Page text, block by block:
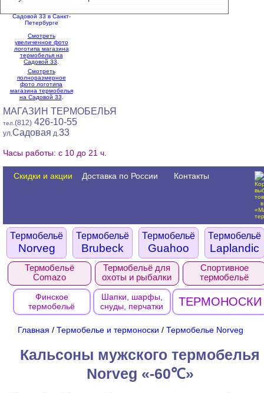
Смотреть
увеличенное фото
логотипа магазина
термобелья на
Садовой 33
Смотреть
полноразмерное
фото логотипа
магазина термобелья
на Садовой 33
МАГАЗИН ТЕРМОБЕЛЬЯ
тел. (812) 426-10-55
ул.Садовая д.33
Часы работы: с 10 до 21 ч.
Скидки и акции Доставка по России Контакты
Термобельё
Comazo
Термобельё для
охоты и рыбалки
Спортивное
термобельё
Финское
термобельё
Шапки, шарфы,
снуды, перчатки
ТЕРМОНОСКИ
Главная / Термобелье и термоноски / Термобелье Norveg
Кальсоны мужского термобелья
Norveg «-60℃»
Термобельё
Norveg
Термобельё
Brubeck
Термобельё
Guahoo
Термобельё
Laplandic